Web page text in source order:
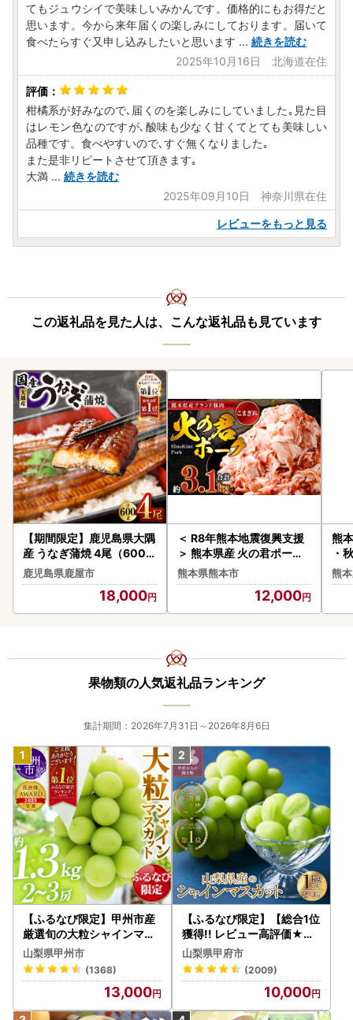
てもジュウシイで美味しいみかんです。価格的にもお得だと
思います。今から来年届くの楽しみにしております。届いて
食べたらすぐ又申し込みしたいと思います ... 続きを読む
2025年10月16日 北海道在住
柑橘系が好みなので､届くのを楽しみにしていました｡見た目
はレモン色なのですが､酸味も少なく甘くてとても美味しい
品種です。食べやすいので､すぐ無くなりました｡
また是非リピートさせて頂きます｡
大満 ... 続きを読む
2025年09月10日 神奈川県在住
レビューをもっと見る
この返礼品を見た人は、こんな返礼品も見ています
【期間限定】鹿児島県大隅
産 うなぎ蒲焼 4尾（600g
） KN007-004-04-cp18
うなぎ 鰻 魚 惣菜 総菜
鹿児島県鹿屋市
18,000
＜ R8年熊本地震復興支援
＞ 熊本県産 火の君ポーク
豚こま 3.1kg 豚肉 小分け
小間切れ こまぎれ
熊本県熊本市
12,000
熊
・
g
月
熊
果物類の人気返礼品ランキング
集計期間：2026年7月31日～2026年8月6日
【ふるなび限定】甲州市産
厳選旬の大粒シャインマス
カット 約1.3kg 2～3房【2
026年発送】（MG）B12-
472 FN-Limited-VO シャ
インマスカット フルーツ
山梨県甲州市
(1368)
13,000
【ふるなび限定】【総合1位
獲得!! レビュー高評価★】
〈2026年度配送分〉山梨
県産 シャインマスカット 2
～3房（1.0kg以上）シャイ
ン フルーツ FN-Limited-S
P
山梨県甲府市
(2009)
10,000